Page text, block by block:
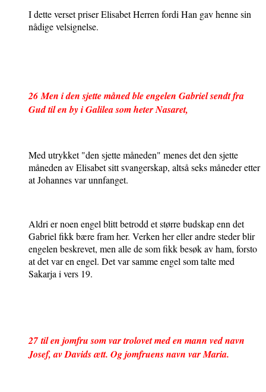
I dette verset priser Elisabet Herren fordi Han gav henne sin
nådige velsignelse.
26 Men i den sjette måned ble engelen Gabriel sendt fra
Gud til en by i Galilea som heter Nasaret,
Med utrykket "den sjette måneden" menes det den sjette
måneden av Elisabet sitt svangerskap, altså seks måneder etter
at Johannes var unnfanget.
Aldri er noen engel blitt betrodd et større budskap enn det
Gabriel fikk bære fram her. Verken her eller andre steder blir
engelen beskrevet, men alle de som fikk besøk av ham, forsto
at det var en engel. Det var samme engel som talte med
Sakarja i vers 19.
27 til en jomfru som var trolovet med en mann ved navn
Josef, av Davids ætt. Og jomfruens navn var Maria.